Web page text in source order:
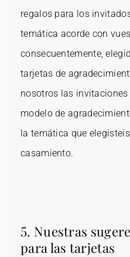
regalos para los
temática acorde con
consecuentemente,
tarjetas de
nosotros las
modelo de
la temática que
casamiento.
5. Nuestras
para las tarjetas